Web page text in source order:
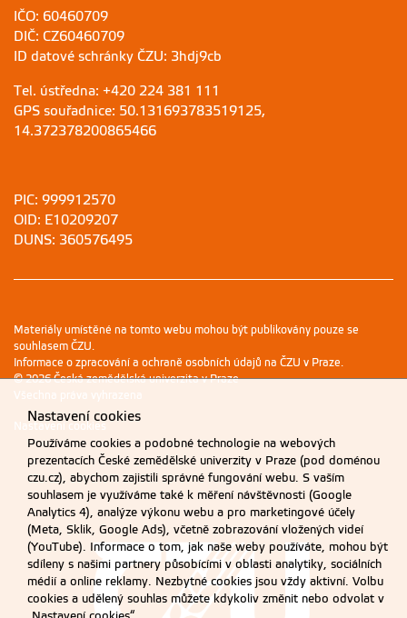
IČO: 60460709
DIČ: CZ60460709
ID datové schránky ČZU: 3hdj9cb
Tel. ústředna: +420 224 381 111
GPS souřadnice: 50.131693783519125,
14.372378200865466
PIC: 999912570
OID: E10209207
DUNS: 360576495
Materiály umístěné na tomto webu mohou být publikovány pouze se
souhlasem ČZU.
Informace o zpracování a ochraně osobních údajů na ČZU v Praze.
© 2026 Česká zemědělská univerzita v Praze
Všechna práva vyhrazena
Nastavení cookies
Nastavení cookies
Používáme cookies a podobné technologie na webových
prezentacích České zemědělské univerzity v Praze (pod doménou
czu.cz), abychom zajistili správné fungování webu. S vaším
souhlasem je využíváme také k měření návštěvnosti (Google
Analytics 4), analýze výkonu webu a pro marketingové účely
(Meta, Sklik, Google Ads), včetně zobrazování vložených videí
(YouTube). Informace o tom, jak naše weby používáte, mohou být
sdíleny s našimi partnery působícími v oblasti analytiky, sociálních
médií a online reklamy. Nezbytné cookies jsou vždy aktivní. Volbu
cookies a udělený souhlas můžete kdykoliv změnit nebo odvolat v